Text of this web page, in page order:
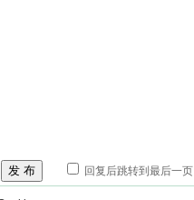
发 布 回复后跳转到最后一页